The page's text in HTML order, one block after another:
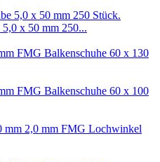
x 50 mm 250...
FMG Balkenschuhe 60 x 130
FMG Balkenschuhe 60 x 100
FMG Lochwinkel